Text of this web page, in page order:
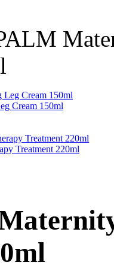
Cream 150ml
Treatment 220ml